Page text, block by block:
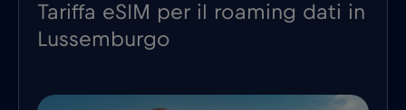
Tariffa eSIM per il roaming dati in
Lussemburgo